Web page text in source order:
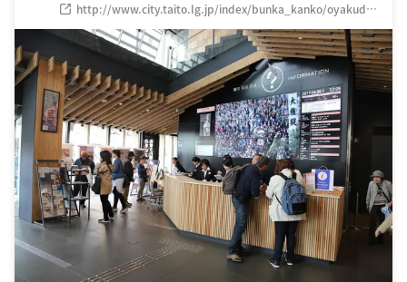
http://www.city.taito.lg.jp/index/bunka_kanko/oyakudac
hi/kankocenter/a-tic-gaiyo.html